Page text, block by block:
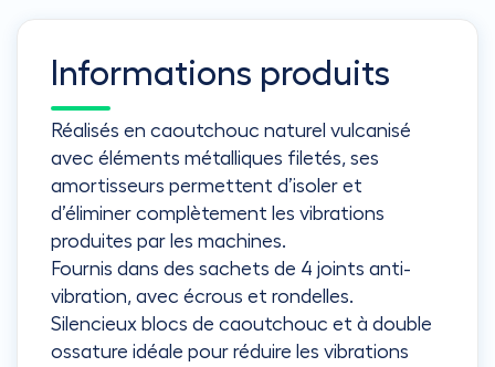
Informations produits
Réalisés en caoutchouc naturel vulcanisé
avec éléments métalliques filetés, ses
amortisseurs permettent d’isoler et
d’éliminer complètement les vibrations
produites par les machines.
Fournis dans des sachets de 4 joints anti-
vibration, avec écrous et rondelles.
Silencieux blocs de caoutchouc et à double
ossature idéale pour réduire les vibrations